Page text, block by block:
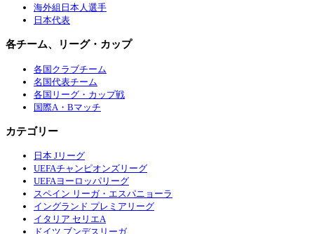
海外組日本人選手
日本代表
各チーム、リーグ・カップ
各国クラブチーム
名国代表チーム
各国リーグ・カップ戦
国際A・Bマッチ
カテゴリー
日本 Jリーグ
UEFAチャンピオンズリーグ
UEFAヨーロッパリーグ
スペイン リーガ・エスパニョーラ
イングランド プレミアリーグ
イタリア セリエA
ドイツ ブンデスリーガ